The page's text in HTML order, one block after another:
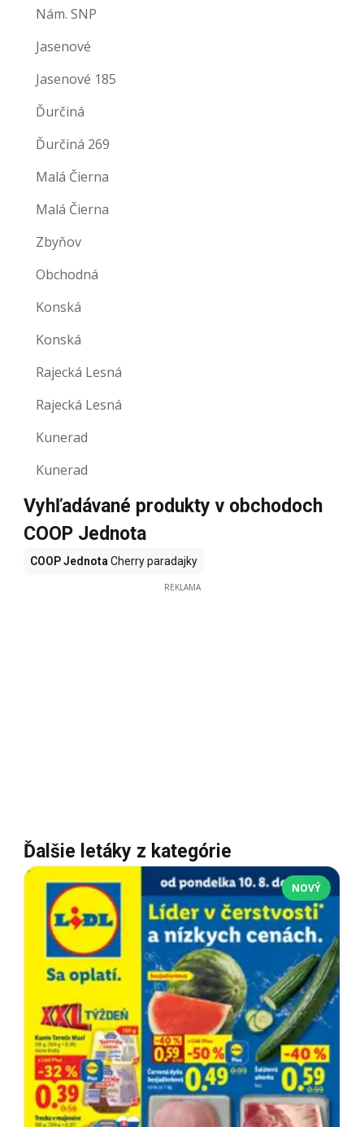
Nám. SNP
Jasenové
Jasenové 185
Ďurčiná
Ďurčiná 269
Malá Čierna
Malá Čierna
Zbyňov
Obchodná
Konská
Konská
Rajecká Lesná
Rajecká Lesná
Kunerad
Kunerad
Vyhľadávané produkty v obchodoch
COOP Jednota
COOP Jednota Cherry paradajky
REKLAMA
Ďalšie letáky z kategórie
NOVÝ